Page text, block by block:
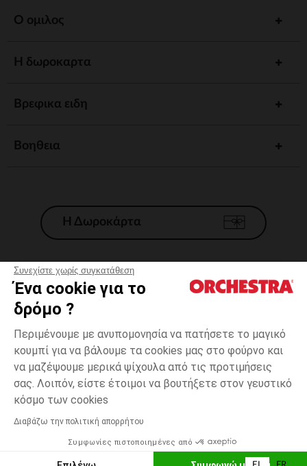
Συνεχίστε χωρίς συγκατάθεση
Ένα cookie για το
δρόμο ?
Περιμένουμε με ανυπομονησία να πατήσετε το μαγικό
κουμπί για να βάλουμε τα cookies μας στο φούρνο και
να μαζέψουμε μερικά ψίχουλα από τις προτιμήσεις
σας. Λοιπόν, είστε έτοιμοι να βουτήξετε στον γευστικό
κόσμο των cookies
Διαβάζω την πολιτική απορρήτου
Συμφωνίες πιστοποιημένες από
Μπλε
3
Δυνατότητα πληρωμής με
ΠΡΟΣΘΉΚΗ ΣΤΟ ΚΑΛΆΘΙ
Ο ομιλος
Η δωροκαρτα
Βρεφικα ειδη
Βοηθεια
Η Δωροκάρτα
Γενικοί 'Οροι Πώλησης
*Εμπορικες προσφορες
Προσωπικά δεδομένα
Διαχείρηση των cookies
Προσβασιμότητα: μη συμμορφούμενη
H Orchestra συμμετέχει στον κωδικά δεοντολογίας και στο σύστημα
μεσολάβησης της Γαλλικής Ομοσπονδίας Ηλεκτρονικού Εμπορίου.